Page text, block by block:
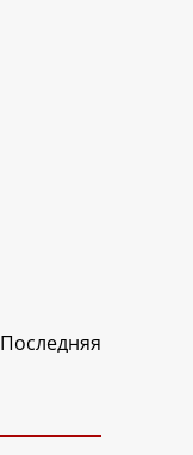
Последняя